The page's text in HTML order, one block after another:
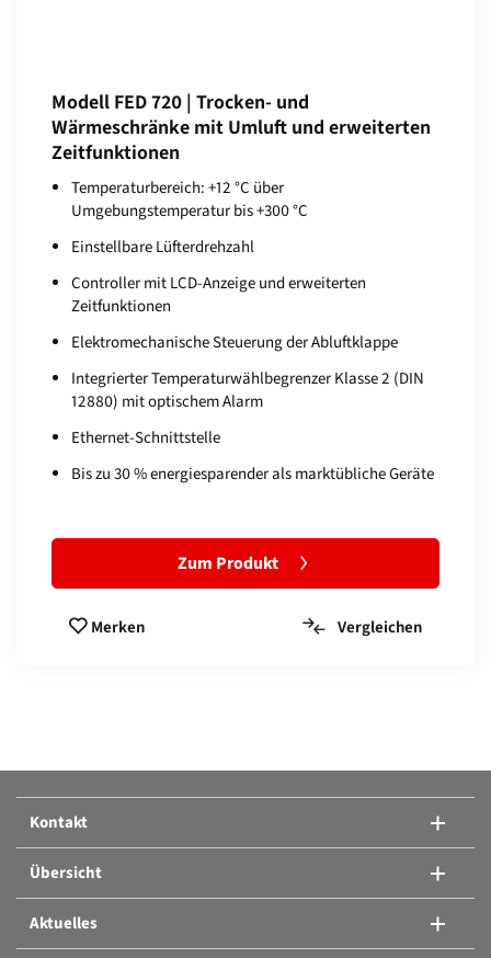
Modell FED 720 | Trocken- und
Wärmeschränke mit Umluft und erweiterten
Zeitfunktionen
Temperaturbereich: +12 °C über
Umgebungstemperatur bis +300 °C
Einstellbare Lüfterdrehzahl
Controller mit LCD-Anzeige und erweiterten
Zeitfunktionen
Elektromechanische Steuerung der Abluftklappe
Integrierter Temperaturwählbegrenzer Klasse 2 (DIN
12880) mit optischem Alarm
Ethernet-Schnittstelle
Bis zu 30 % energiesparender als marktübliche Geräte
Zum Produkt
Merken Vergleichen
Produkte vergleichen:
Oder ein weiteres Produkt hinzufügen.
Kontakt
Übersicht
Aktuelles